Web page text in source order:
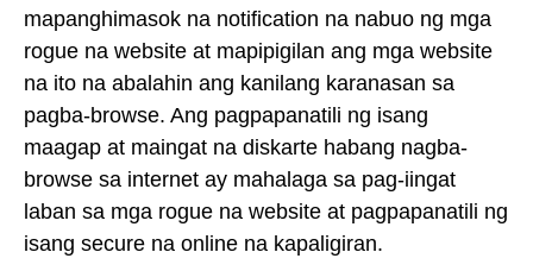
mapanghimasok na notification na nabuo ng mga
rogue na website at mapipigilan ang mga website
na ito na abalahin ang kanilang karanasan sa
pagba-browse. Ang pagpapanatili ng isang
maagap at maingat na diskarte habang nagba-
browse sa internet ay mahalaga sa pag-iingat
laban sa mga rogue na website at pagpapanatili ng
isang secure na online na kapaligiran.